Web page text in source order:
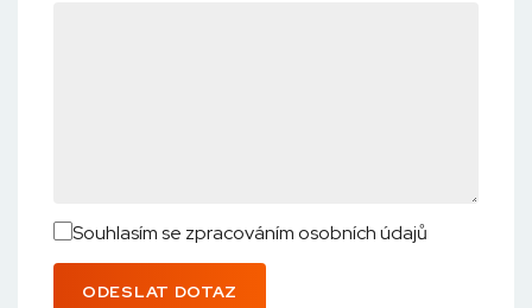
Souhlasím se zpracováním osobních údajů
ODESLAT DOTAZ